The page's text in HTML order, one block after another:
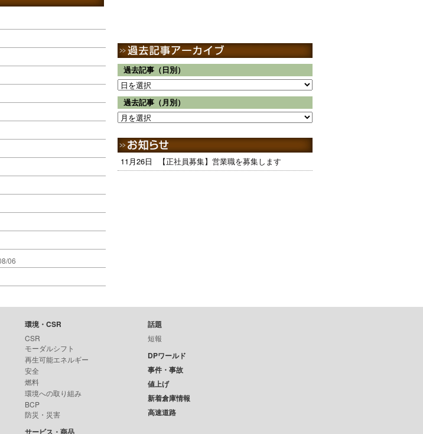
06
過去記事（日別）
過去記事（月別）
11月26日 【正社員募集】営業職を募集します
環境・CSR
CSR
モーダルシフト
再生可能エネルギー
安全
燃料
環境への取り組み
BCP
防災・災害
サービス・商品
話題
短報
DPワールド
事件・事故
値上げ
新着倉庫情報
高速道路